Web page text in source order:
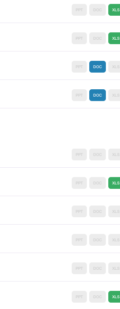
PPT DOC XLS
PPT DOC XLS
PPT DOC XLS
PPT DOC XLS
PPT DOC XLS
PPT DOC XLS
PPT DOC XLS
PPT DOC XLS
PPT DOC XLS
PPT DOC XLS